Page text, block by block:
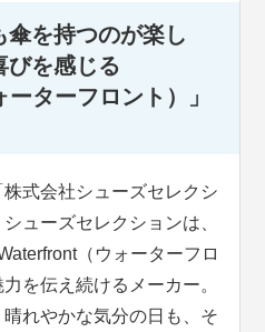
を持つのが楽し
びを感じる
ターフロント）」
式会社シューズセレクシ
ューズセレクションは、
（ウォーターフロ
を伝え続けるメーカー。
れやかな気分の日も、そ